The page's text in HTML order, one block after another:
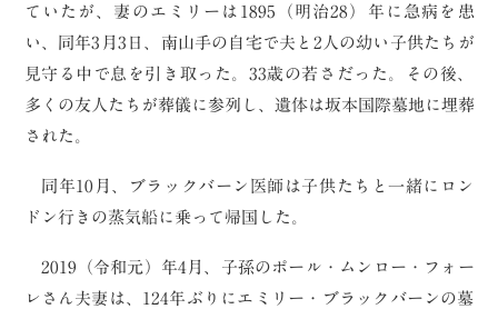
ていたが、妻のエミリーは1895（明治28）年に急病を患
い、同年3月3日、南山手の自宅で夫と2人の幼い子供たちが
見守る中で息を引き取った。33歳の若さだった。その後、
多くの友人たちが葬儀に参列し、遺体は坂本国際墓地に埋葬
された。
同年10月、ブラックバーン医師は子供たちと一緒にロン
ドン行きの蒸気船に乗って帰国した。
2019（令和元）年4月、子孫のポール・ムンロー・フォー
レさん夫妻は、124年ぶりにエミリー・ブラックバーンの墓